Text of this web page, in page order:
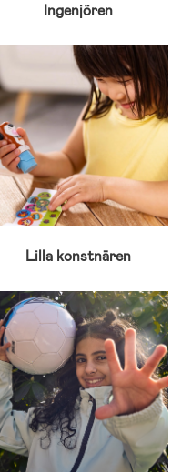
Ingenjören
Lilla konstnären